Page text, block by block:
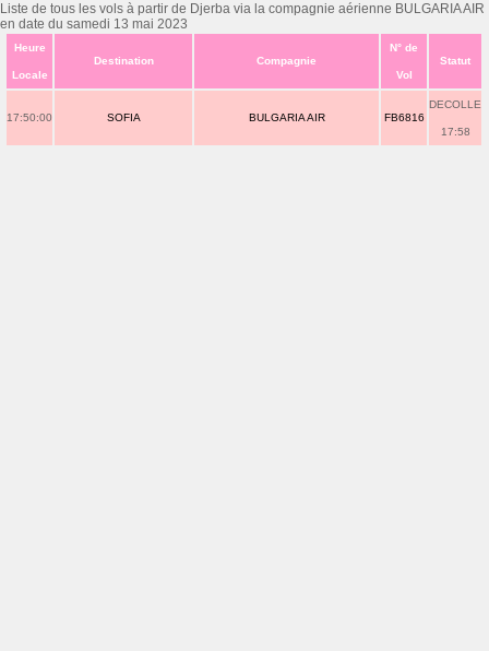
Liste de tous les vols à partir de Djerba via la compagnie aérienne BULGARIA AIR
en date du samedi 13 mai 2023
Heure
Locale
Destination Compagnie
N° de
Vol
Statut
17:50:00 SOFIA BULGARIA AIR FB6816
DECOLLE
17:58